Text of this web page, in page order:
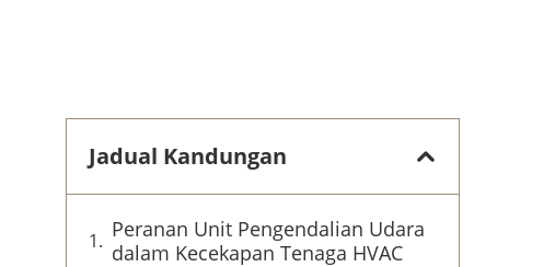
Jadual Kandungan
Peranan Unit Pengendalian Udara
dalam Kecekapan Tenaga HVAC